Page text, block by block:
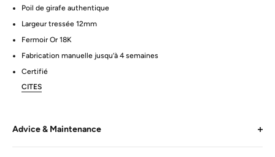
Poil de girafe authentique
Largeur tressée 12mm
Fermoir Or 18K
Fabrication manuelle jusqu’à 4 semaines
Certifié
CITES
Advice & Maintenance